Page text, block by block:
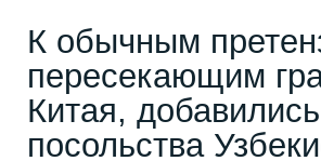
К обычным
пересекающим
Китая,
посольства